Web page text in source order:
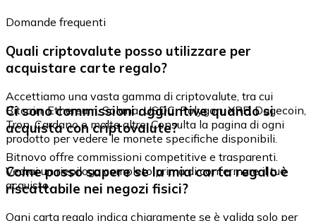
Domande frequenti
Quali criptovalute posso utilizzare per
acquistare carte regalo?
Accettiamo una vasta gamma di criptovalute, tra cui
Bitcoin, Ethereum, Solana, USDC, Polygon, XRP, Dogecoin,
Tron, Cardano e molte altre. Consulta la pagina di ogni
prodotto per vedere le monete specifiche disponibili.
Ci sono commissioni aggiuntive quando si
acquista con criptovalute?
Bitnovo offre commissioni competitive e trasparenti.
Vedrai un riepilogo completo prima di confermare il tuo
acquisto.
Come posso sapere se la mia carta regalo è
riscattabile nei negozi fisici?
Ogni carta regalo indica chiaramente se è valida solo per